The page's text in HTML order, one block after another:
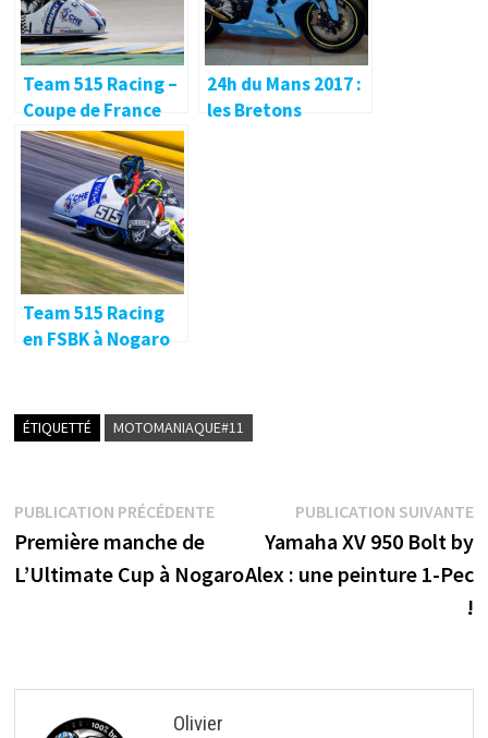
Team 515 Racing –
Coupe de France
Promosport – du 9
au 11 Juillet 2021 –
Circuit Bugatti (Le
Mans 72) 🔐
24h du Mans 2017 :
les Bretons
Team 515 Racing
en FSBK à Nogaro
ÉTIQUETTÉ MOTOMANIAQUE#11
Navigation
de
PUBLICATION PRÉCÉDENTEPublication
précédente :
Première manche de
L’Ultimate Cup à Nogaro
PUBLICATION SUIVANTE
Yamaha XV 950 Bolt by
Alex : une peinture 1-Pec
!
Olivier